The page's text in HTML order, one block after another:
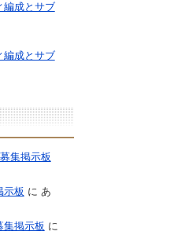
編成とサブ
編成とサブ
集掲示板
示板 に あ
集掲示板 に